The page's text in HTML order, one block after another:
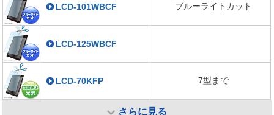
LCD-101WBCF ブルーライトカット
LCD-125WBCF
LCD-70KFP 7型まで
さらに見る